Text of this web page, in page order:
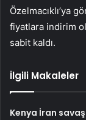
Özelmacıklı’ya
fiyatlara indirim
sabit kaldı.
İlgili Makaleler
Kenya İran